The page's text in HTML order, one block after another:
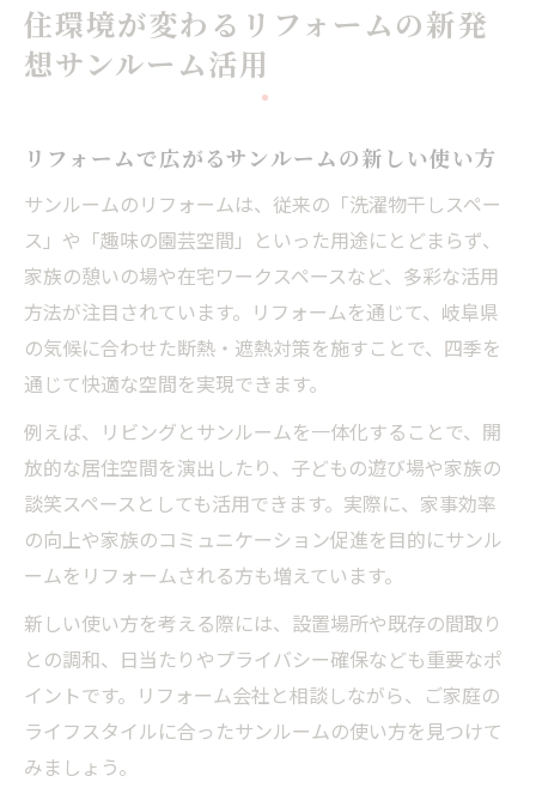
住環境が変わるリフォームの新発
想サンルーム活用
リフォームで広がるサンルームの新しい使い方
サンルームのリフォームは、従来の「洗濯物干しスペー
ス」や「趣味の園芸空間」といった用途にとどまらず、
家族の憩いの場や在宅ワークスペースなど、多彩な活用
方法が注目されています。リフォームを通じて、岐阜県
の気候に合わせた断熱・遮熱対策を施すことで、四季を
通じて快適な空間を実現できます。
例えば、リビングとサンルームを一体化することで、開
放的な居住空間を演出したり、子どもの遊び場や家族の
談笑スペースとしても活用できます。実際に、家事効率
の向上や家族のコミュニケーション促進を目的にサンル
ームをリフォームされる方も増えています。
新しい使い方を考える際には、設置場所や既存の間取り
との調和、日当たりやプライバシー確保なども重要なポ
イントです。リフォーム会社と相談しながら、ご家庭の
ライフスタイルに合ったサンルームの使い方を見つけて
みましょう。